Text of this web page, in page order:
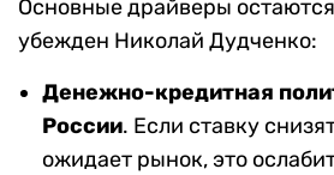
Основные драйверы
убежден Николай Дудченко:
Денежно-кредитная
России. Если ставку
ожидает рынок, это